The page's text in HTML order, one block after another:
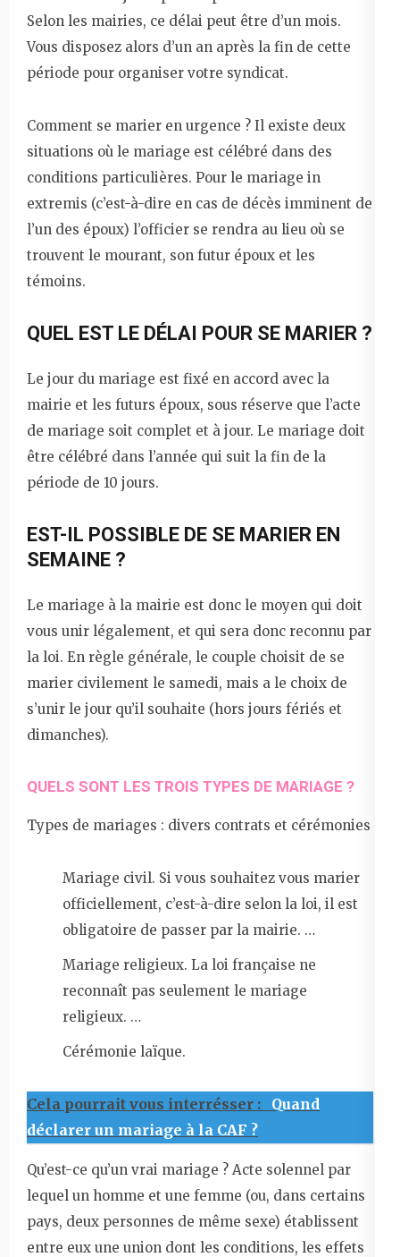
Selon les mairies, ce délai peut être d’un mois.
Vous disposez alors d’un an après la fin de cette
période pour organiser votre syndicat.
Comment se marier en urgence ? Il existe deux
situations où le mariage est célébré dans des
conditions particulières. Pour le mariage in
extremis (c’est-à-dire en cas de décès imminent de
l’un des époux) l’officier se rendra au lieu où se
trouvent le mourant, son futur époux et les
témoins.
QUEL EST LE DÉLAI POUR SE MARIER ?
Le jour du mariage est fixé en accord avec la
mairie et les futurs époux, sous réserve que l’acte
de mariage soit complet et à jour. Le mariage doit
être célébré dans l’année qui suit la fin de la
période de 10 jours.
EST-IL POSSIBLE DE SE MARIER EN
SEMAINE ?
Le mariage à la mairie est donc le moyen qui doit
vous unir légalement, et qui sera donc reconnu par
la loi. En règle générale, le couple choisit de se
marier civilement le samedi, mais a le choix de
s’unir le jour qu’il souhaite (hors jours fériés et
dimanches).
QUELS SONT LES TROIS TYPES DE MARIAGE ?
Types de mariages : divers contrats et cérémonies
Mariage civil. Si vous souhaitez vous marier
officiellement, c’est-à-dire selon la loi, il est
obligatoire de passer par la mairie. …
Mariage religieux. La loi française ne
reconnaît pas seulement le mariage
religieux. …
Cérémonie laïque.
Cela pourrait vous interrésser :
Quand
déclarer un mariage à la CAF ?
Qu’est-ce qu’un vrai mariage ? Acte solennel par
lequel un homme et une femme (ou, dans certains
pays, deux personnes de même sexe) établissent
entre eux une union dont les conditions, les effets